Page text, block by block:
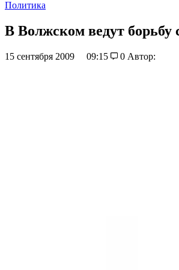
Политика
В Волжском ведут борьбу
15 сентября 2009 09:15 0 Автор: